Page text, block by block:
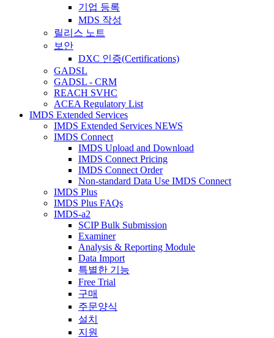
기업 등록
MDS 작성
릴리스 노트
보안
DXC 인증(Certifications)
GADSL
GADSL - CRM
REACH SVHC
ACEA Regulatory List
IMDS Extended Services
IMDS Extended Services NEWS
IMDS Connect
IMDS Upload and Download
IMDS Connect Pricing
IMDS Connect Order
Non-standard Data Use IMDS Connect
IMDS Plus
IMDS Plus FAQs
IMDS-a2
SCIP Bulk Submission
Examiner
Analysis & Reporting Module
Data Import
특별한 기능
Free Trial
구매
주문양식
설치
지원